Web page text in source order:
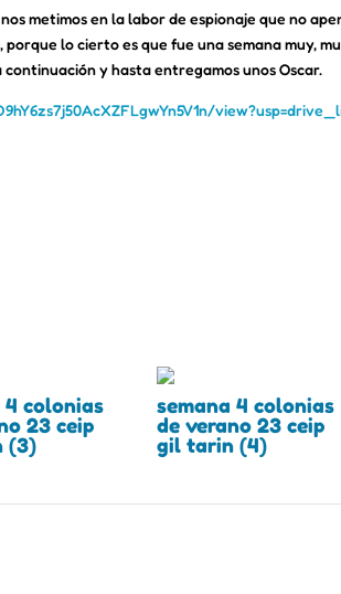
metimos en la labor de espionaje que no
porque lo cierto es que fue una semana muy,
y hasta entregamos unos Oscar.
4 colonias
23 ceip
(3)
semana 4 colonias
de verano 23 ceip
gil tarin (4)